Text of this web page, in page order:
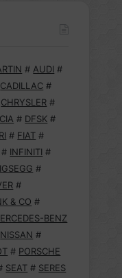
# AUDI #
CADILLAC #
CHRYSLER #
# DFSK #
# FIAT #
# INFINITI #
#
#
& CO #
BENZ
NISSAN #
# PORSCHE
SEAT # SERES